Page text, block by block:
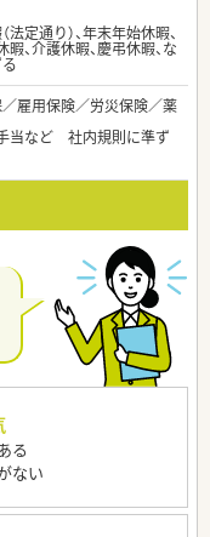
定通り）、年末年始休暇、
、介護休暇、慶弔休暇、な
雇用保険／労災保険／薬
当など 社内規則に準ず
る
ない